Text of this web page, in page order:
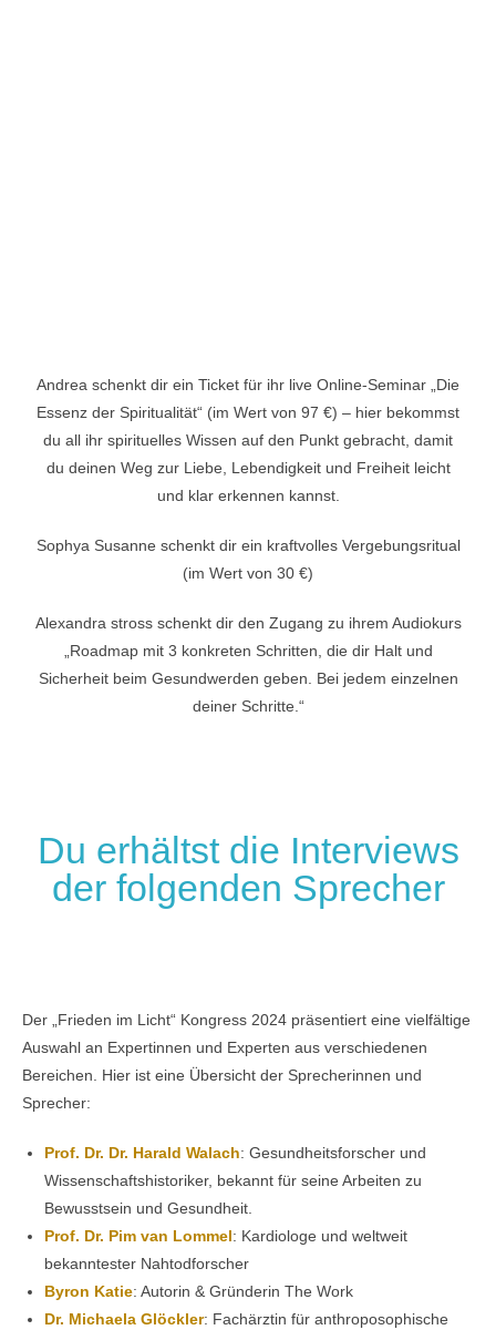
Andrea schenkt dir ein Ticket für ihr live Online-Seminar „Die
Essenz der Spiritualität“ (im Wert von 97 €) – hier bekommst
du all ihr spirituelles Wissen auf den Punkt gebracht, damit
du deinen Weg zur Liebe, Lebendigkeit und Freiheit leicht
und klar erkennen kannst.
Sophya Susanne schenkt dir ein kraftvolles Vergebungsritual
(im Wert von 30 €)
Alexandra stross schenkt dir den Zugang zu ihrem Audiokurs
„Roadmap mit 3 konkreten Schritten, die dir Halt und
Sicherheit beim Gesundwerden geben. Bei jedem einzelnen
deiner Schritte.“
Du erhältst die Interviews
der folgenden Sprecher
Der „Frieden im Licht“ Kongress 2024 präsentiert eine vielfältige
Auswahl an Expertinnen und Experten aus verschiedenen
Bereichen. Hier ist eine Übersicht der Sprecherinnen und
Sprecher:
Prof. Dr. Dr. Harald Walach: Gesundheitsforscher und
Wissenschaftshistoriker, bekannt für seine Arbeiten zu
Bewusstsein und Gesundheit.
Prof. Dr. Pim van Lommel: Kardiologe und weltweit
bekanntester Nahtodforscher
Byron Katie: Autorin & Gründerin The Work
Dr. Michaela Glöckler: Fachärztin für anthroposophische